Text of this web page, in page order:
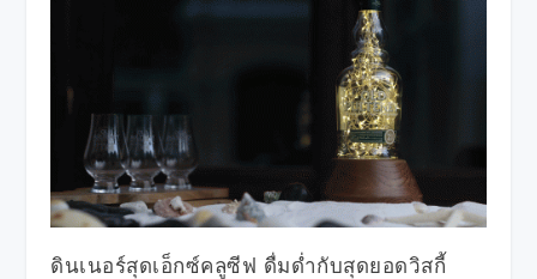
ดินเนอร์สุดเอ็กซ์คลูซีฟ ดื่มด่ำกับสุดยอดวิสกี้